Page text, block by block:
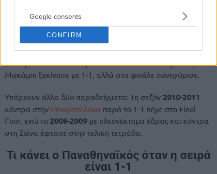
Google consents
CONFIRM
Τη σεζόν 2012-2013 με μειονέκτημα έδρας, ξεκίνησε τη
σειρά με τηνΜπαρτσελόναμε 1-1 και στο τέλος απέτυχε
να πάρει στο Final Four, ενώ το 2011-2012 κόντρα στη
Μακάμπι ξεκίνησε με 1-1, αλλά στο φινάλε πανηγύρισε.
Υπάρχουν άλλα δύο παραδείγματα: Τη σεζόν 2010-2011
κόντρα στην Μπαρτσελόνα παρά το 1-1 πήγε στο Final
Four, ενώ το 2008-2009 με πλεονέκτημα έδρας και κόντρα
στη Σιένα έφτασε στην τελική τετράδα.
Τι κάνει ο Παναθηναϊκός όταν η σειρά
είναι 1-1